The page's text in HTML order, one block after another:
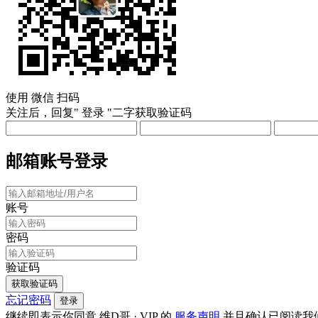
使用 微信 扫码
关注后，回复" 登录 "二字获取验证码
邮箱账号登录
账号
密码
验证码
获取验证码
忘记密码 登录